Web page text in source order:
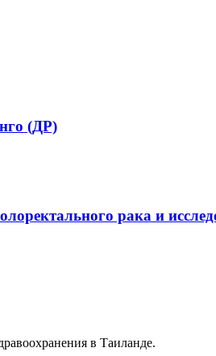
(ДР)
рака и
в Таиланде.